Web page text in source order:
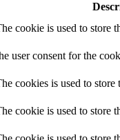
cookie is used to store
user consent for the
cookies is used to
cookie is used to store